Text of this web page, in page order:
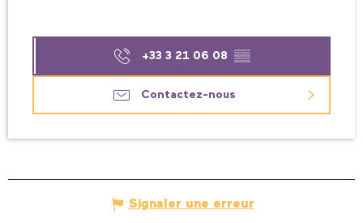
+33 3 21 06 08 ▒▒
Contactez-nous
Signaler une erreur